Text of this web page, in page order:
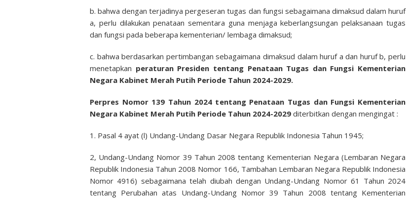
b. bahwa dengan terjadinya pergeseran tugas dan fungsi sebagaimana dimaksud dalam huruf
a, perlu dilakukan penataan sementara guna menjaga keberlangsungan pelaksanaan tugas
dan fungsi pada beberapa kementerian/ lembaga dimaksud;
c. bahwa berdasarkan pertimbangan sebagaimana dimaksud dalam huruf a dan huruf b, perlu
menetapkan peraturan Presiden tentang Penataan Tugas dan Fungsi Kementerian
Negara Kabinet Merah Putih Periode Tahun 2024-2029.
Perpres Nomor 139 Tahun 2024 tentang Penataan Tugas dan Fungsi Kementerian
Negara Kabinet Merah Putih Periode Tahun 2024-2029 diterbitkan dengan mengingat :
1. Pasal 4 ayat (l) Undang-Undang Dasar Negara Republik Indonesia Tahun 1945;
2, Undang-Undang Nomor 39 Tahun 2008 tentang Kementerian Negara (Lembaran Negara
Republik Indonesia Tahun 2008 Nomor 166, Tambahan Lembaran Negara Republik Indonesia
Nomor 4916) sebagaimana telah diubah dengan Undang-Undang Nomor 61 Tahun 2024
tentang Perubahan atas Undang-Undang Nomor 39 Tahun 2008 tentang Kementerian